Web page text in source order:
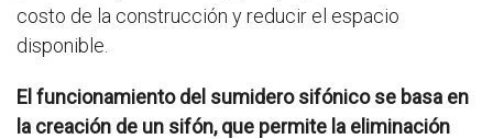
costo de la construcción y reducir el espacio
disponible.
El funcionamiento del sumidero sifónico se basa en
la creación de un sifón, que permite la eliminación